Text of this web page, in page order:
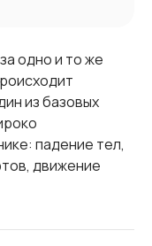
одно и то же
из базовых
падение тел,
движение